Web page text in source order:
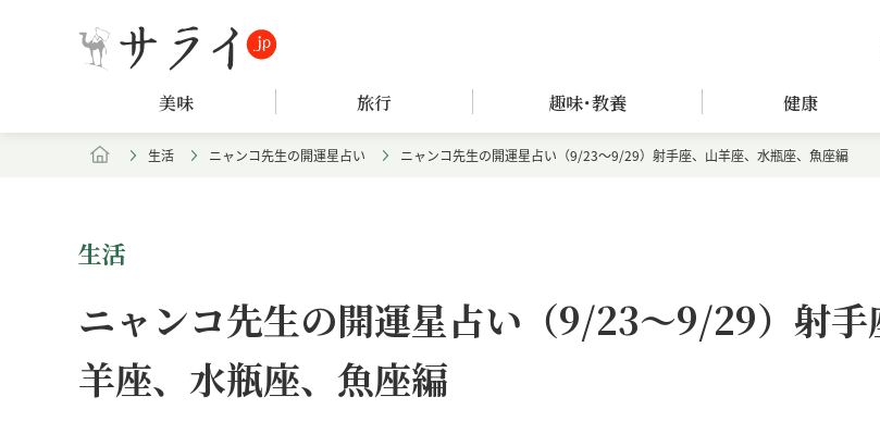
美味 旅行 趣味･教養 健康
生活 ニャンコ先生の開運星占い ニャンコ先生の開運星占い（9/23～9/29）射手座、山羊座、水瓶座、魚座編
生活
ニャンコ先生の開運星占い（9/23～9/29）射手
羊座、水瓶座、魚座編